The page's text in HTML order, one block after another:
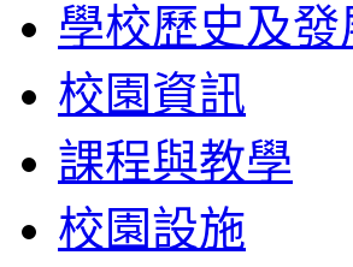
學校歷史及發
校園資訊
課程與教學
校園設施